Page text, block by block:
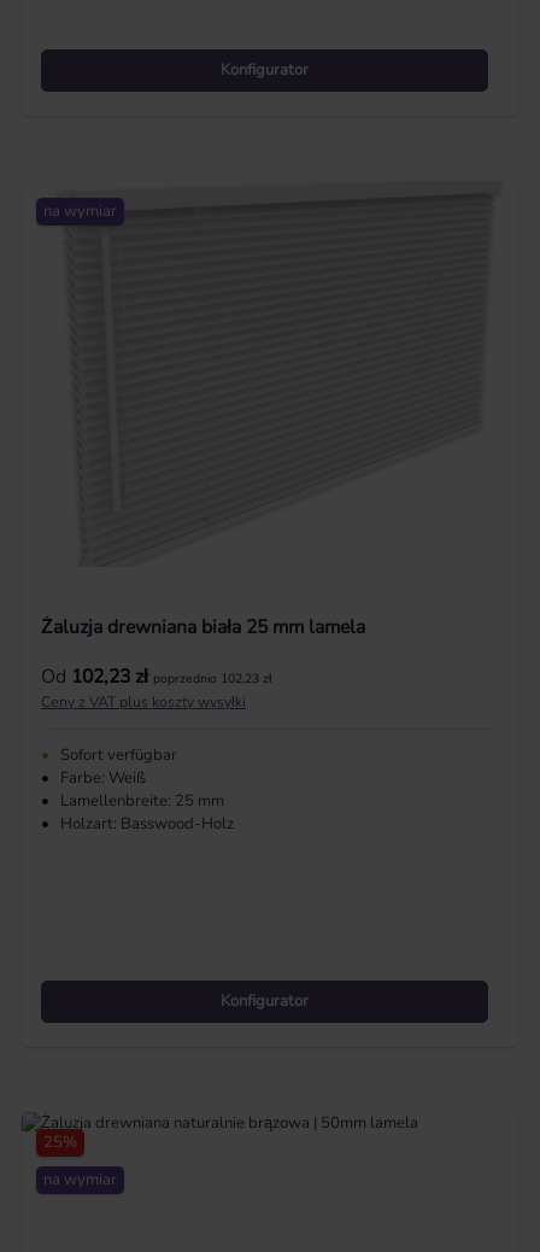
Konfigurator
na wymiar
Żaluzja drewniana biała 25 mm lamela
Cena regularna:
Od 102,23 zł poprzednio 102,23 zł
Ceny z VAT plus koszty wysyłki
•
Sofort verfügbar
•
Farbe: Weiß
•
Lamellenbreite: 25 mm
•
Holzart: Basswood-Holz
Konfigurator
25%
na wymiar